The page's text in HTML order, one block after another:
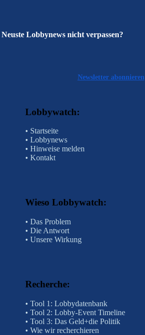
Neuste Lobbynews nicht verpassen?
Newsletter abonnieren
Lobbywatch:
• Startseite
• Lobbynews
• Hinweise melden
• Kontakt
Wieso Lobbywatch:
• Das Problem
• Die Antwort
• Unsere Wirkung
Recherche:
• Tool 1: Lobbydatenbank
• Tool 2: Lobby-Event Timeline
• Tool 3: Das Geld+die Politik
• Wie wir recherchieren